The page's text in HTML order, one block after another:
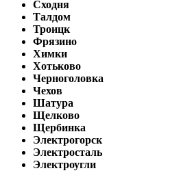
Сходня
Талдом
Троицк
Фрязино
Химки
Хотьково
Черноголовка
Чехов
Шатура
Щелково
Щербинка
Электрогорск
Электросталь
Электроугли